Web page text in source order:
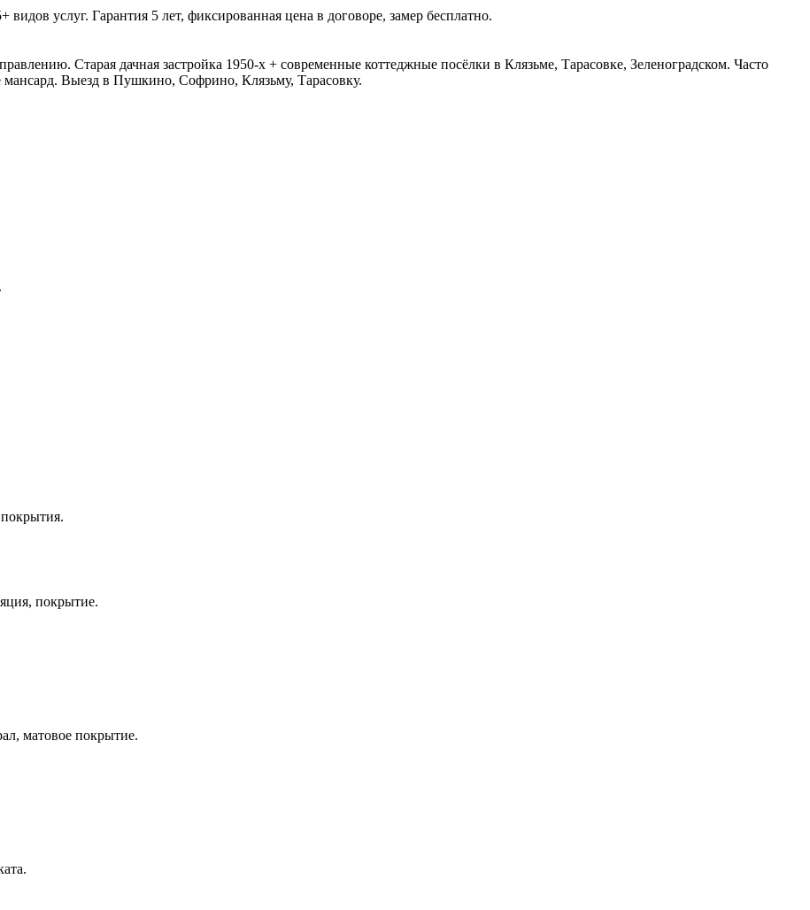
услуг. Гарантия 5 лет, фиксированная цена в договоре, замер бесплатно.
Старая дачная застройка 1950-х + современные коттеджные посёлки в Клязьме, Тарасовке, Зеленоградском. Часто
Выезд в Пушкино, Софрино, Клязьму, Тарасовку.
покрытие.
матовое покрытие.